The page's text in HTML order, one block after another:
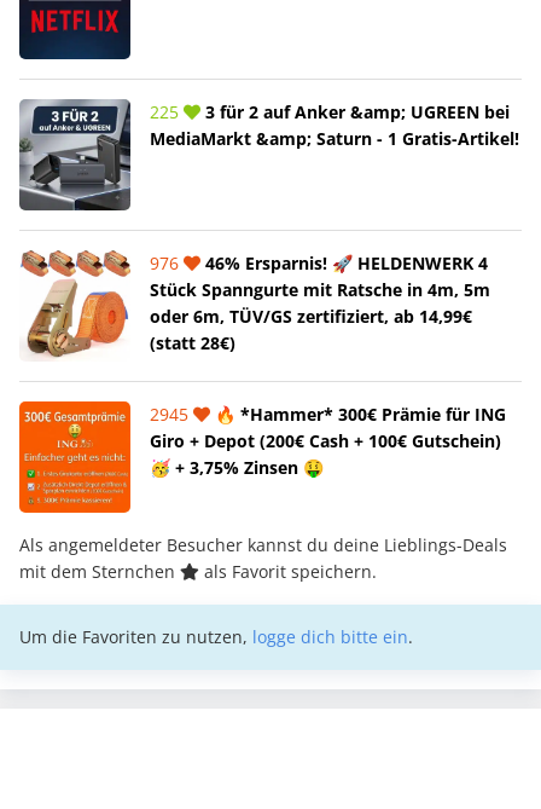
225
3 für 2 auf Anker &amp; UGREEN bei
MediaMarkt &amp; Saturn - 1 Gratis-Artikel!
976
46% Ersparnis! 🚀 HELDENWERK 4
Stück Spanngurte mit Ratsche in 4m, 5m
oder 6m, TÜV/GS zertifiziert, ab 14,99€
(statt 28€)
2945
🔥 *Hammer* 300€ Prämie für ING
Giro + Depot (200€ Cash + 100€ Gutschein)
🥳 + 3,75% Zinsen 🤑
Als angemeldeter Besucher kannst du deine Lieblings-Deals
mit dem Sternchen
als Favorit speichern.
Um die Favoriten zu nutzen, logge dich bitte ein.